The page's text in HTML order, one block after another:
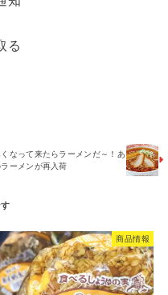
る
なって来たらラーメンだ～！あ
ーメンが再入荷
商品情報